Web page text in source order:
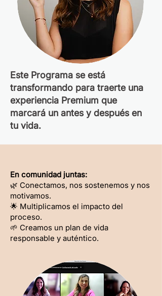
Este Programa se está
transformando para traerte una
experiencia Premium que
marcará un antes y después en
tu vida.
En comunidad juntas:
🌿 Conectamos, nos sostenemos y nos
motivamos.
🌟 Multiplicamos el impacto del
proceso.
🌱 Creamos un plan de vida
responsable y auténtico.